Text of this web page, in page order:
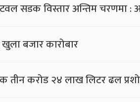
सडक विस्तार अन्तिम चरणमा :
खुला बजार कारोबार
तीन करोड २४ लाख लिटर ढल